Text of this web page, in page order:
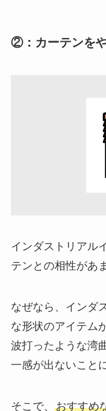
②：カーテンを
インダストリアル
テンとの相性があ
なぜなら、インダ
な形状のアイテム
波打ったような湾
一感が出ないこと
そこで、 おすすめ